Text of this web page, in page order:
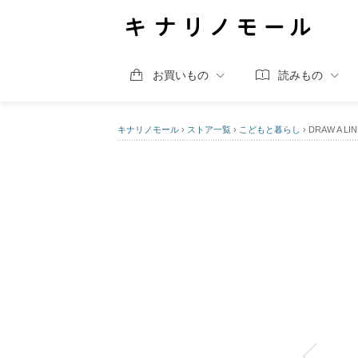
お買いもの 読みもの
キナリノモール › ストア一覧 › こどもと暮らし › DRAW A